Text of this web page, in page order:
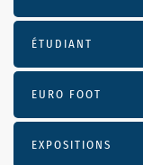
ÉTUDIANT
EURO FOOT
EXPOSITIONS